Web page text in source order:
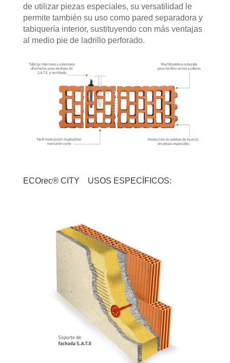
de utilizar piezas especiales, su versatilidad le
permite también su uso como pared separadora y
tabiquería interior, sustituyendo con más ventajas
al medio pie de ladrillo perforado.
ECOrec® CITY USOS ESPECÍFICOS: